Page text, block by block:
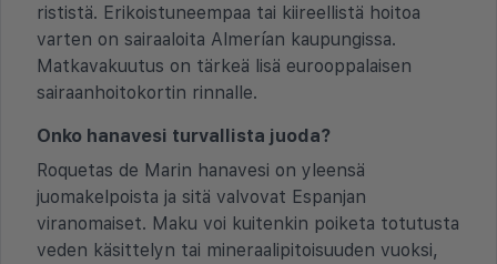
rististä. Erikoistuneempaa tai kiireellistä hoitoa
varten on sairaaloita Almerían kaupungissa.
Matkavakuutus on tärkeä lisä eurooppalaisen
sairaanhoitokortin rinnalle.
Onko hanavesi turvallista juoda?
Roquetas de Marin hanavesi on yleensä
juomakelpoista ja sitä valvovat Espanjan
viranomaiset. Maku voi kuitenkin poiketa totutusta
veden käsittelyn tai mineraalipitoisuuden vuoksi,